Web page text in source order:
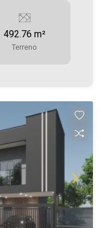
Sala de jantar
- Área de
encontra-se
492.76 m²
Terreno